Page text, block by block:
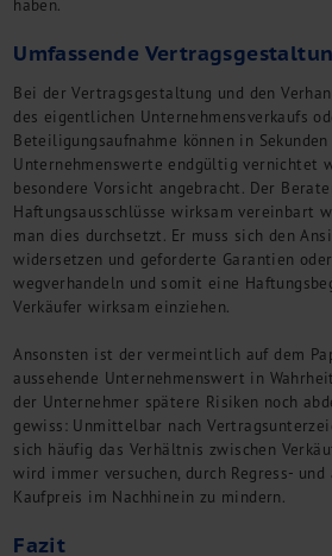
haben.
Umfassende
Bei der Vertragsgestaltung und den
des eigentlichen Unternehmensverkaufs
Beteiligungsaufnahme können in Sekunden
Unternehmenswerte endgültig vernichtet
besondere Vorsicht angebracht. Der
Haftungsausschlüsse wirksam vereinbart
man dies durchsetzt. Er muss sich den
widersetzen und geforderte Garantien
wegverhandeln und somit eine
Verkäufer wirksam einziehen.
Ansonsten ist der vermeintlich auf dem
aussehende Unternehmenswert in
der Unternehmer spätere Risiken noch
gewiss: Unmittelbar nach
sich häufig das Verhältnis zwischen
wird immer versuchen, durch Regress- und
Kaufpreis im Nachhinein zu mindern.
Fazit